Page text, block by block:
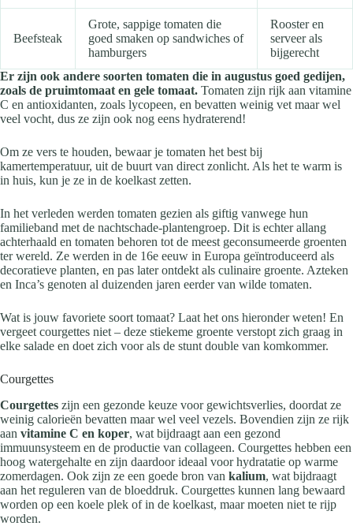
Beefsteak
Grote, sappige tomaten die
goed smaken op sandwiches of
hamburgers
Rooster en
serveer als
bijgerecht
Er zijn ook andere soorten tomaten die in augustus goed gedijen,
zoals de pruimtomaat en gele tomaat. Tomaten zijn rijk aan vitamine
C en antioxidanten, zoals lycopeen, en bevatten weinig vet maar wel
veel vocht, dus ze zijn ook nog eens hydraterend!
Om ze vers te houden, bewaar je tomaten het best bij
kamertemperatuur, uit de buurt van direct zonlicht. Als het te warm is
in huis, kun je ze in de koelkast zetten.
In het verleden werden tomaten gezien als giftig vanwege hun
familieband met de nachtschade-plantengroep. Dit is echter allang
achterhaald en tomaten behoren tot de meest geconsumeerde groenten
ter wereld. Ze werden in de 16e eeuw in Europa geïntroduceerd als
decoratieve planten, en pas later ontdekt als culinaire groente. Azteken
en Inca’s genoten al duizenden jaren eerder van wilde tomaten.
Wat is jouw favoriete soort tomaat? Laat het ons hieronder weten! En
vergeet courgettes niet – deze stiekeme groente verstopt zich graag in
elke salade en doet zich voor als de stunt double van komkommer.
Courgettes
Courgettes zijn een gezonde keuze voor gewichtsverlies, doordat ze
weinig calorieën bevatten maar wel veel vezels. Bovendien zijn ze rijk
aan vitamine C en koper, wat bijdraagt aan een gezond
immuunsysteem en de productie van collageen. Courgettes hebben een
hoog watergehalte en zijn daardoor ideaal voor hydratatie op warme
zomerdagen. Ook zijn ze een goede bron van kalium, wat bijdraagt
aan het reguleren van de bloeddruk. Courgettes kunnen lang bewaard
worden op een koele plek of in de koelkast, maar moeten niet te rijp
worden.